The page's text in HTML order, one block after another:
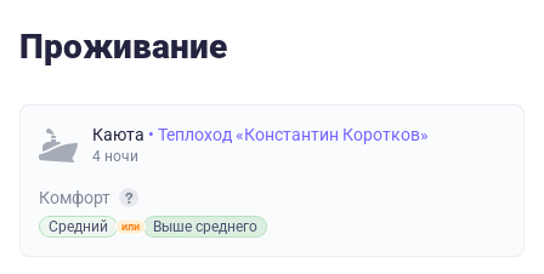
Проживание
Каюта • Теплоход «Константин Коротков»
4 ночи
Комфорт
Средний Выше среднего